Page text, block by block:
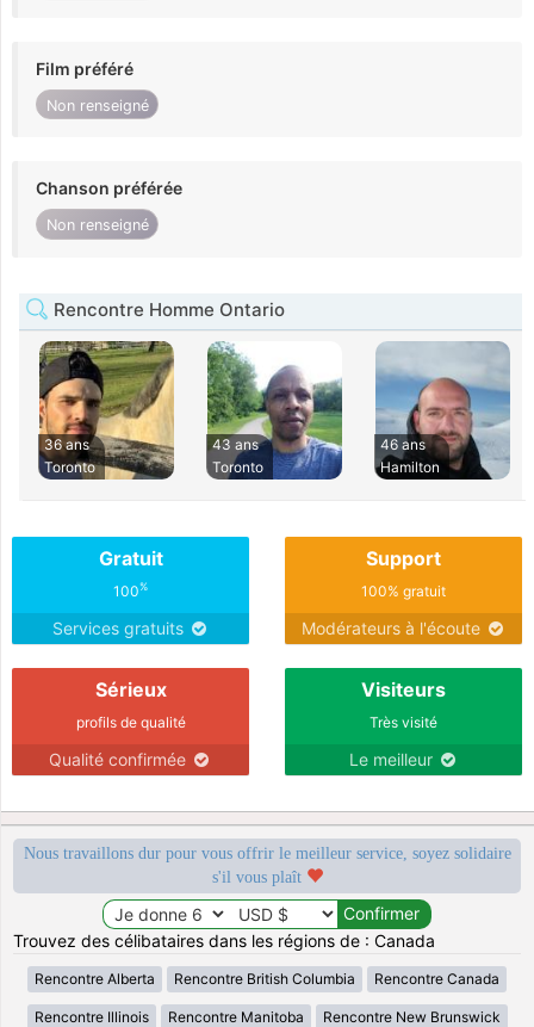
Film préféré
Non renseigné
Chanson préférée
Non renseigné
Rencontre Homme Ontario
36 ans
Toronto
43 ans
Toronto
46 ans
Hamilton
Gratuit
100%
Services gratuits
Support
100% gratuit
Modérateurs à l'écoute
Sérieux
profils de qualité
Qualité confirmée
Visiteurs
Très visité
Le meilleur
Nous travaillons dur pour vous offrir le meilleur service, soyez solidaire
s'il vous plaît
Trouvez des célibataires dans les régions de : Canada
Rencontre Alberta Rencontre British Columbia Rencontre Canada
Rencontre Illinois Rencontre Manitoba Rencontre New Brunswick